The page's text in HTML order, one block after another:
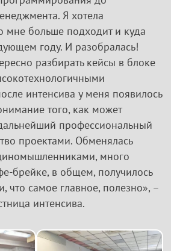
Я хотела
мне больше подходит и куда
году. И разобралась!
разбирать кейсы в блоке
интенсива у меня появилось
того, как может
профессиональный
проектами. Обменялась
много
брейке, в общем, получилось
что самое главное, полезно», –
интенсива.